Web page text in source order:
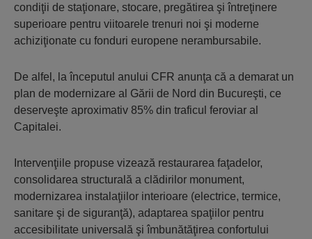
condiţii de staţionare, stocare, pregătirea şi întreţinere
superioare pentru viitoarele trenuri noi şi moderne
achiziţionate cu fonduri europene nerambursabile.
De alfel, la începutul anului CFR anunţa că a demarat un
plan de modernizare al Gării de Nord din Bucureşti, ce
deserveşte aproximativ 85% din traficul feroviar al
Capitalei.
Intervenţiile propuse vizează restaurarea faţadelor,
consolidarea structurală a clădirilor monument,
modernizarea instalaţiilor interioare (electrice, termice,
sanitare şi de siguranţă), adaptarea spaţiilor pentru
accesibilitate universală şi îmbunătăţirea confortului